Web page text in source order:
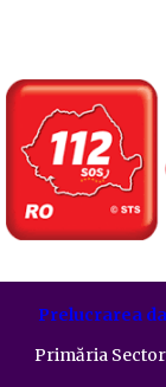
Prelucrarea
Primăria